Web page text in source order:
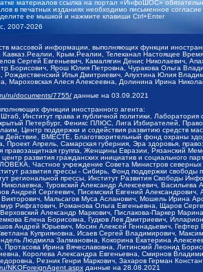
материалов ссылка на портал «ИнфоШОС»
в печатных изданиях необходимо письменное
ее мышкой и нажмите клавиши Ctrl+Enter
2007-2026
массовой информации, выполняющих функции
Крым.Реалии, Телеканал Настоящее
Сергей Евгеньевич, Камалягин Денис Николаевич,
Борисович, Ярош Юлия Петровна, Чуракова Ольга
Илья Дмитриевич, Апухтина Юлия
Мароховская Алеся Алексеевна, Долинина Ирина
ru/documents/7755/ данные на 03.09.2021
функции иностранного агента:
Институт права и публичной политики,
Петербург, Феникс ПЛЮС, Лига Избирателей,
Центр поддержки и содействия развитию средств
Действие, ВМЕСТЕ, Благотворительный фонд охраны
Проект Апрель, Самарская губерния, Эра здоровья,
группа, Женщины Евразии, Рязанский
развития гражданских инициатив и социального
Частное учреждение Совета Министров северных
развития прессы - Сибирь, Фонд поддержки
региональной прессы, Институт Развития Свободы
Туровский Александр Алексеевич,
Андрей Сергеевич, Писемский Евгений
Мальсагов Муса Асланович, Мошель Ирина
Рифгатович, Романова Ольга Евгеньевна, Щаров
Александр Маркович, Пислакова-Паркер
Елена Борисовна, Гудков Лев Дмитриевич,
Андрей Юрьевич, Мосин Алексей Геннадьевич,
Куприяновна, Исаев Сергей Владимирович,
Людмила Залмановна, Кокорина Екатерина
Протасова Ирина Вячеславовна, Литинский Леонид
Королева Александра Евгеньевна, Смирнов
Резник Генри Маркович, Захаров Герман
NKOForeignAgent.aspx данные на 28.08.2021